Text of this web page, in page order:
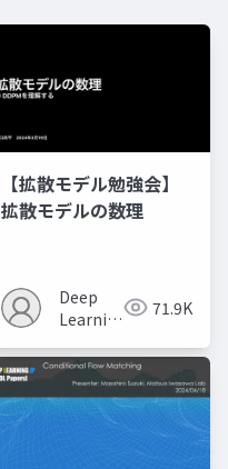
【拡散モデル勉強会】
拡散モデルの数理
Deep
Learning
71.9K